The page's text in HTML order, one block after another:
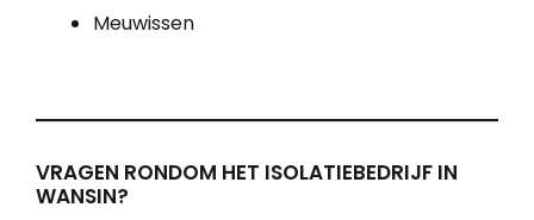
Meuwissen
VRAGEN RONDOM HET ISOLATIEBEDRIJF IN
WANSIN?